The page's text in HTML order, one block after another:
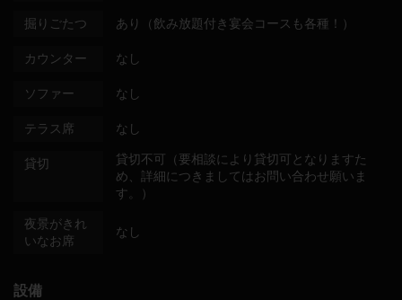
掘りごたつ あり（飲み放題付き宴会コースも各種！）
カウンター なし
ソファー なし
テラス席 なし
貸切
貸切不可（要相談により貸切可となりますた
め、詳細につきましてはお問い合わせ願いま
す。）
夜景がきれ
いなお席
なし
設備